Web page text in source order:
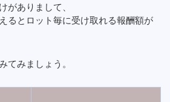
がありまして、
るとロット毎に受け取れる報酬額が
てみましょう。